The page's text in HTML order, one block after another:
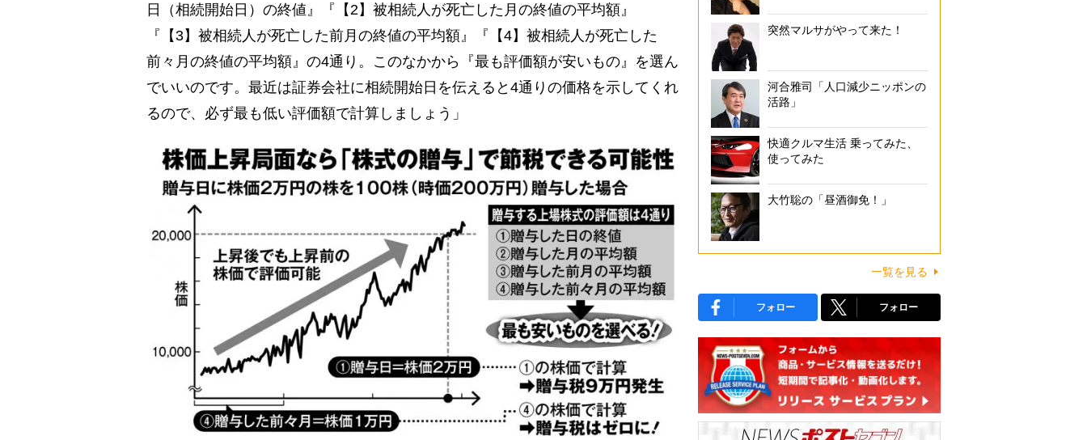
日（相続開始日）の終値』『【2】被相続人が死亡した月の終値の平均額』
『【3】被相続人が死亡した前月の終値の平均額』『【4】被相続人が死亡した
前々月の終値の平均額』の4通り。このなかから『最も評価額が安いもの』を選ん
でいいのです。最近は証券会社に相続開始日を伝えると4通りの価格を示してくれ
るので、必ず最も低い評価額で計算しましょう」
突然マルサがやって来た！
河合雅司「人口減少ニッポンの
活路」
快適クルマ生活 乗ってみた、
使ってみた
大竹聡の「昼酒御免！」
一覧を見る
フォロー フォロー